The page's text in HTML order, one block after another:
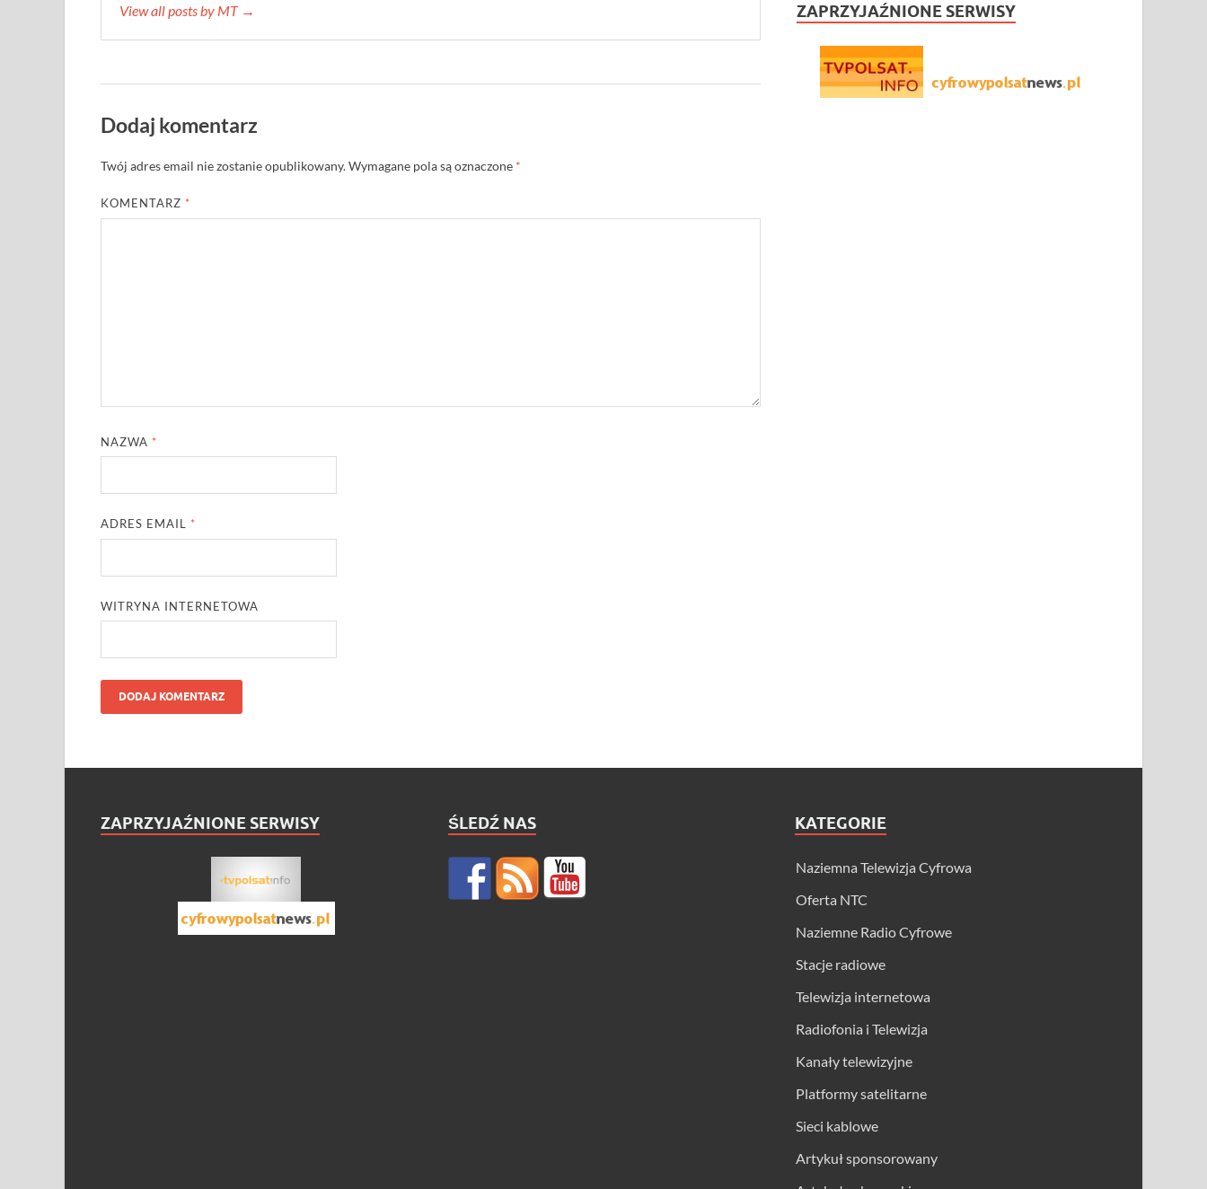
View all posts by MT →
Dodaj komentarz
Twój adres email nie zostanie opublikowany.Wymagane pola są oznaczone *
KOMENTARZ *
NAZWA *
ADRES EMAIL *
WITRYNA INTERNETOWA
ZAPRZYJAŹNIONE SERWISY
ZAPRZYJAŹNIONE SERWISY ŚLEDŹ NAS KATEGORIE
Naziemna Telewizja Cyfrowa
Oferta NTC
Naziemne Radio Cyfrowe
Stacje radiowe
Telewizja internetowa
Radiofonia i Telewizja
Kanały telewizyjne
Platformy satelitarne
Sieci kablowe
Artykuł sponsorowany